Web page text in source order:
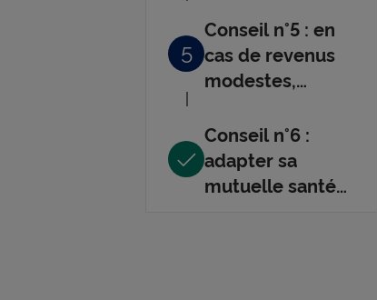
5
Conseil n°5 : en
cas de revenus
modestes,
Complémentaire
Santé Solidaire
(C2S)
Conseil n°6 :
adapter sa
mutuelle santé